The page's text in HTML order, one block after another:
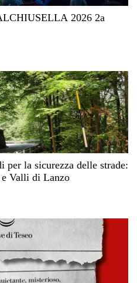
2026 2a
la sicurezza delle strade:
e Valli di Lanzo